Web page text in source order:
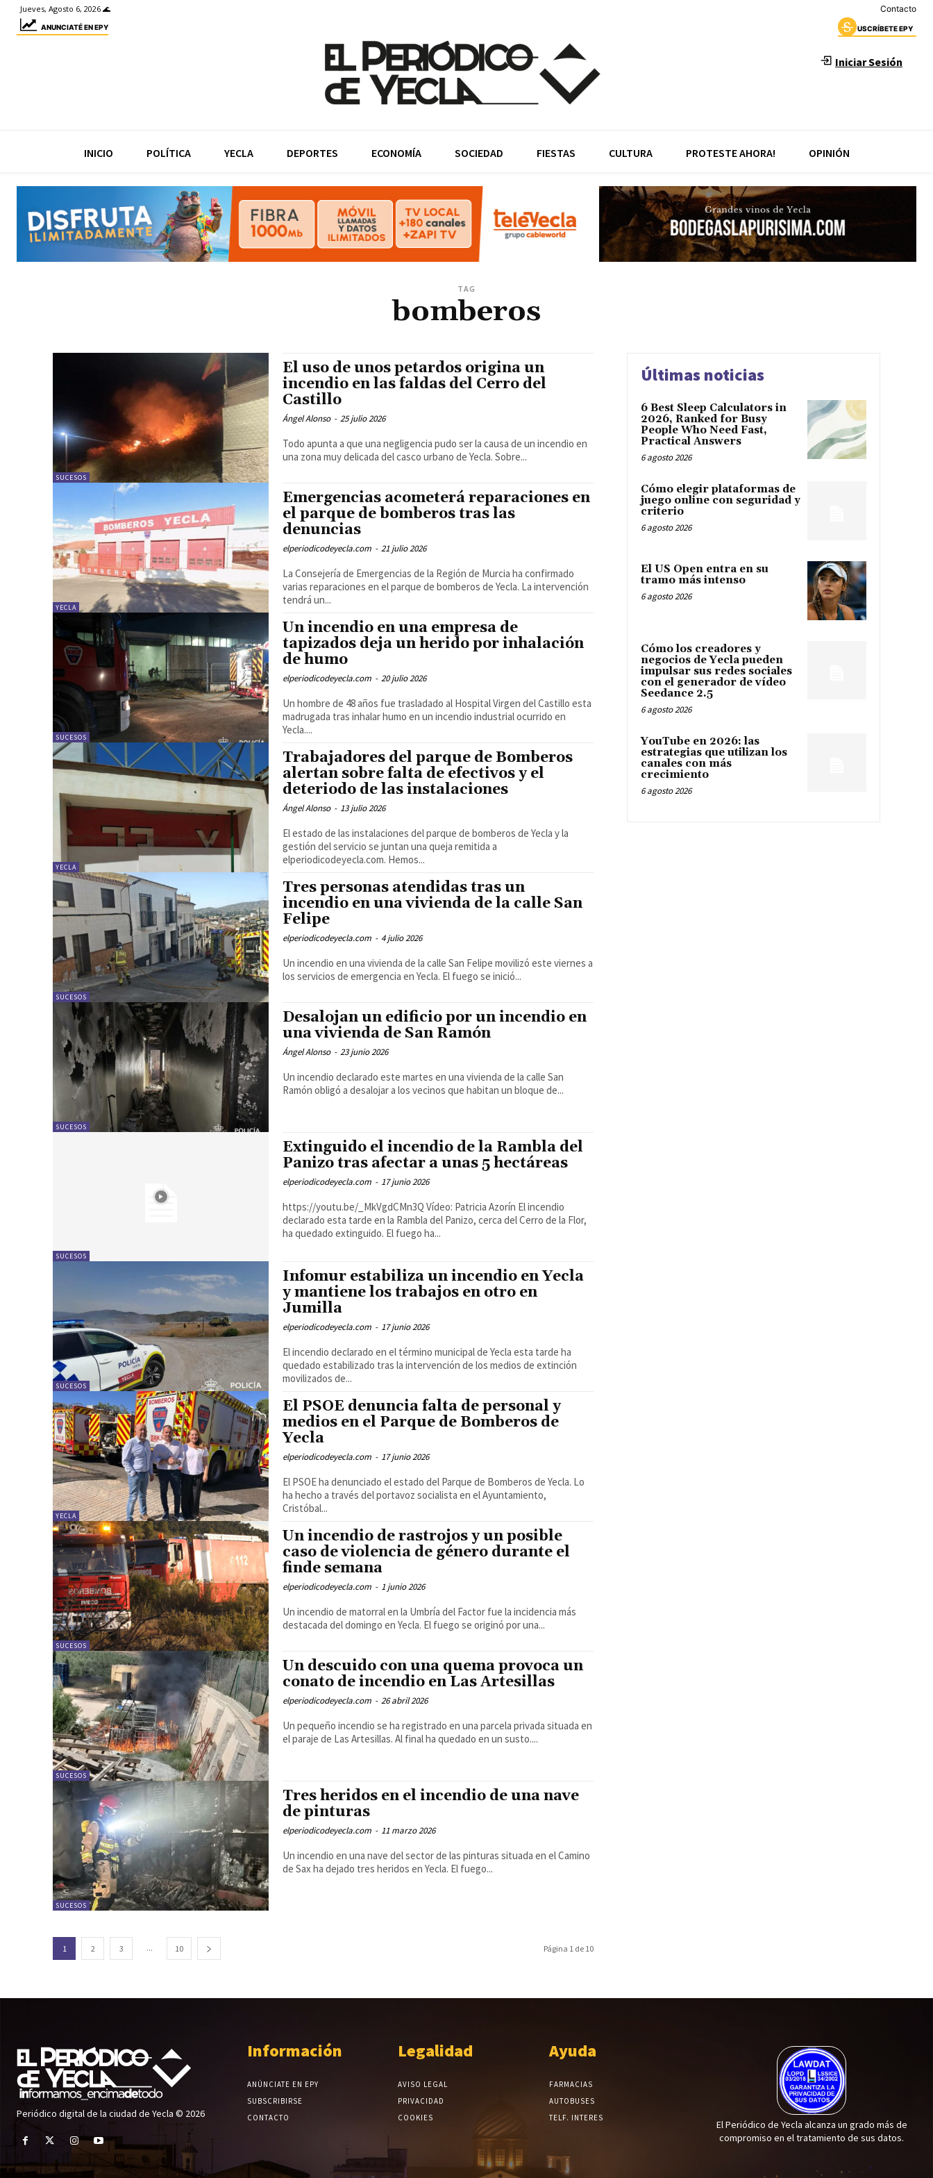
Jueves, Agosto 6, 2026 🌊 Contacto
ANUNCIATÉ EN EPY USCRÍBETE EPY
Iniciar Sesión
INICIO POLÍTICA YECLA DEPORTES ECONOMÍA SOCIEDAD FIESTAS CULTURA PROTESTE AHORA! OPINIÓN
TAG
bomberos
SUCESOS
El uso de unos petardos origina un
incendio en las faldas del Cerro del
Castillo
Ángel Alonso - 25 julio 2026
Todo apunta a que una negligencia pudo ser la causa de un incendio en
una zona muy delicada del casco urbano de Yecla. Sobre...
YECLA
Emergencias acometerá reparaciones en
el parque de bomberos tras las
denuncias
elperiodicodeyecla.com - 21 julio 2026
La Consejería de Emergencias de la Región de Murcia ha confirmado
varias reparaciones en el parque de bomberos de Yecla. La intervención
tendrá un...
SUCESOS
Un incendio en una empresa de
tapizados deja un herido por inhalación
de humo
elperiodicodeyecla.com - 20 julio 2026
Un hombre de 48 años fue trasladado al Hospital Virgen del Castillo esta
madrugada tras inhalar humo en un incendio industrial ocurrido en
Yecla....
YECLA
Trabajadores del parque de Bomberos
alertan sobre falta de efectivos y el
deteriodo de las instalaciones
Ángel Alonso - 13 julio 2026
El estado de las instalaciones del parque de bomberos de Yecla y la
gestión del servicio se juntan una queja remitida a
elperiodicodeyecla.com. Hemos...
SUCESOS
Tres personas atendidas tras un
incendio en una vivienda de la calle San
Felipe
elperiodicodeyecla.com - 4 julio 2026
Un incendio en una vivienda de la calle San Felipe movilizó este viernes a
los servicios de emergencia en Yecla. El fuego se inició...
SUCESOS
Desalojan un edificio por un incendio en
una vivienda de San Ramón
Ángel Alonso - 23 junio 2026
Un incendio declarado este martes en una vivienda de la calle San
Ramón obligó a desalojar a los vecinos que habitan un bloque de...
SUCESOS
Extinguido el incendio de la Rambla del
Panizo tras afectar a unas 5 hectáreas
elperiodicodeyecla.com - 17 junio 2026
https://youtu.be/_MkVgdCMn3Q Vídeo: Patricia Azorín El incendio
declarado esta tarde en la Rambla del Panizo, cerca del Cerro de la Flor,
ha quedado extinguido. El fuego ha...
SUCESOS
Infomur estabiliza un incendio en Yecla
y mantiene los trabajos en otro en
Jumilla
elperiodicodeyecla.com - 17 junio 2026
El incendio declarado en el término municipal de Yecla esta tarde ha
quedado estabilizado tras la intervención de los medios de extinción
movilizados de...
YECLA
El PSOE denuncia falta de personal y
medios en el Parque de Bomberos de
Yecla
elperiodicodeyecla.com - 17 junio 2026
El PSOE ha denunciado el estado del Parque de Bomberos de Yecla. Lo
ha hecho a través del portavoz socialista en el Ayuntamiento,
Cristóbal...
SUCESOS
Un incendio de rastrojos y un posible
caso de violencia de género durante el
finde semana
elperiodicodeyecla.com - 1 junio 2026
Un incendio de matorral en la Umbría del Factor fue la incidencia más
destacada del domingo en Yecla. El fuego se originó por una...
SUCESOS
Un descuido con una quema provoca un
conato de incendio en Las Artesillas
elperiodicodeyecla.com - 26 abril 2026
Un pequeño incendio se ha registrado en una parcela privada situada en
el paraje de Las Artesillas. Al final ha quedado en un susto....
SUCESOS
Tres heridos en el incendio de una nave
de pinturas
elperiodicodeyecla.com - 11 marzo 2026
Un incendio en una nave del sector de las pinturas situada en el Camino
de Sax ha dejado tres heridos en Yecla. El fuego...
1 2 3 ... 10 Página 1 de 10
Últimas noticias
6 Best Sleep Calculators in
2026, Ranked for Busy
People Who Need Fast,
Practical Answers
6 agosto 2026
Cómo elegir plataformas de
juego online con seguridad y
criterio
6 agosto 2026
El US Open entra en su
tramo más intenso
6 agosto 2026
Cómo los creadores y
negocios de Yecla pueden
impulsar sus redes sociales
con el generador de vídeo
Seedance 2.5
6 agosto 2026
YouTube en 2026: las
estrategias que utilizan los
canales con más
crecimiento
6 agosto 2026
Periódico digital de la ciudad de Yecla © 2026
Información
ANÚNCIATE EN EPY
SUBSCRIBIRSE
CONTACTO
Legalidad
AVISO LEGAL
PRIVACIDAD
COOKIES
Ayuda
FARMACIAS
AUTOBUSES
TELF. INTERES
El Periódico de Yecla alcanza un grado más de
compromiso en el tratamiento de sus datos.